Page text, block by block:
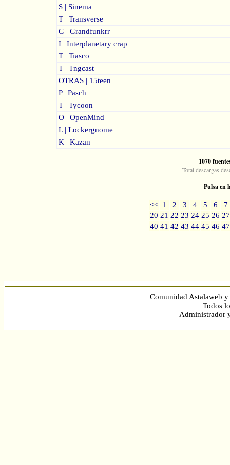
S | Sinema
T | Transverse
G | Grandfunkrr
I | Interplanetary crap
T | Tiasco
T | Tngcast
OTRAS | 15teen
P | Pasch
T | Tycoon
O | OpenMind
L | Lockergnome
K | Kazan
1070
Total descargas
Pulsa en
<< 1 2 3 4 5 6
7
20 21 22 23 24 25 26 27
40 41 42 43 44 45 46 47
Comunidad Astalaweb
Todos
Administrador